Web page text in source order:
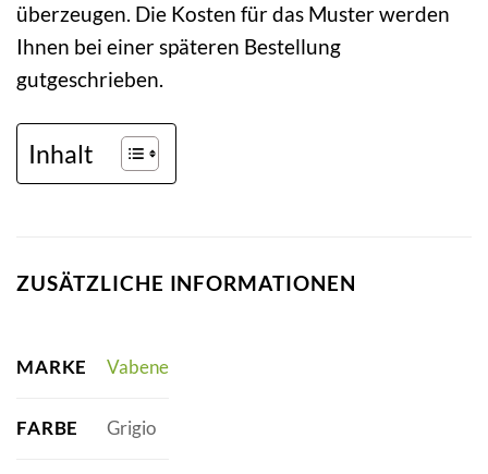
überzeugen. Die Kosten für das Muster werden
Ihnen bei einer späteren Bestellung
gutgeschrieben.
Inhalt
ZUSÄTZLICHE INFORMATIONEN
MARKE Vabene
FARBE Grigio